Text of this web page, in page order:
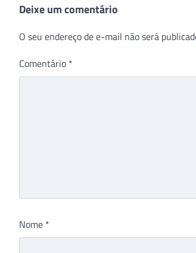
Deixe um comentário
O seu endereço de e-mail não será
Comentário *
Nome *